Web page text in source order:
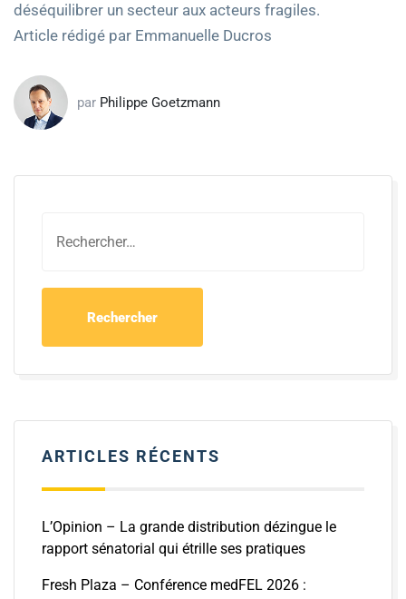
déséquilibrer un secteur aux acteurs fragiles.
Article rédigé par Emmanuelle Ducros
par Philippe Goetzmann
ARTICLES RÉCENTS
L’Opinion – La grande distribution dézingue le
rapport sénatorial qui étrille ses pratiques
Fresh Plaza – Conférence medFEL 2026 :